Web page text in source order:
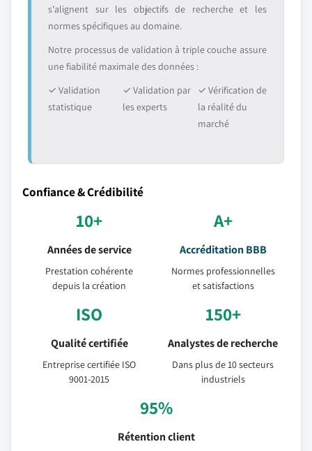
s'alignent sur les objectifs de recherche et les
normes spécifiques au domaine.
Notre processus de validation à triple couche assure
une fiabilité maximale des données :
✓ Validation
statistique
✓ Validation par
les experts
✓ Vérification de
la réalité du
marché
Confiance & Crédibilité
10+
Années de service
Prestation cohérente
depuis la création
A+
Accréditation BBB
Normes professionnelles
et satisfactions
ISO
Qualité certifiée
Entreprise certifiée ISO
9001-2015
150+
Analystes de recherche
Dans plus de 10 secteurs
industriels
95%
Rétention client